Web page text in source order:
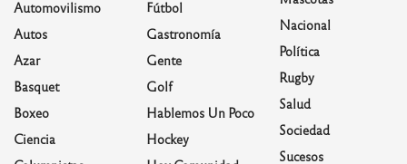
Automovilismo
Autos
Azar
Basquet
Boxeo
Ciencia
Fútbol
Gastronomía
Gente
Golf
Hablemos Un Poco
Hockey
Nacional
Política
Rugby
Salud
Sociedad
Sucesos